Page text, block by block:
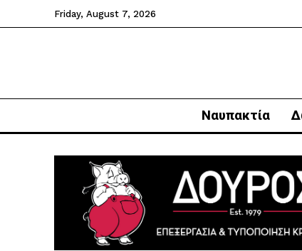
Friday, August 7, 2026
Ναυπακτία